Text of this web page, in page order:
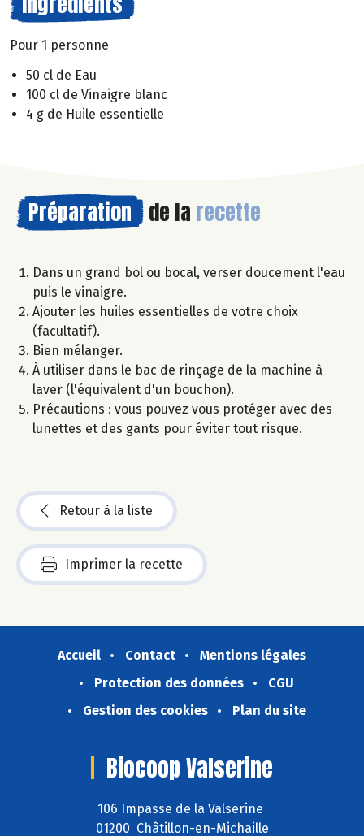
Pour 1 personne
50 cl de Eau
100 cl de Vinaigre blanc
4 g de Huile essentielle
Préparation de la recette
Dans un grand bol ou bocal, verser doucement l'eau
puis le vinaigre.
Ajouter les huiles essentielles de votre choix
(facultatif).
Bien mélanger.
À utiliser dans le bac de rinçage de la machine à
laver (l'équivalent d'un bouchon).
Précautions : vous pouvez vous protéger avec des
lunettes et des gants pour éviter tout risque.
Retour à la liste
Imprimer la recette
Accueil Contact
Mentions légales
Protection des données
CGU
Gestion des cookies
Plan du site
Biocoop Valserine
106 Impasse de la Valserine
01200 Châtillon-en-Michaille